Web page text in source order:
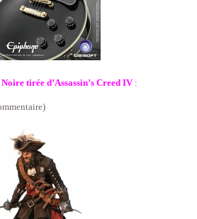
tirée d’Assassin’s Creed IV: